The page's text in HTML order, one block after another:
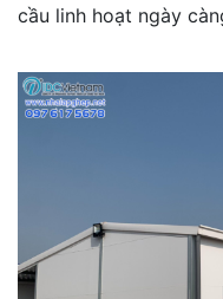
cầu linh hoạt ngày